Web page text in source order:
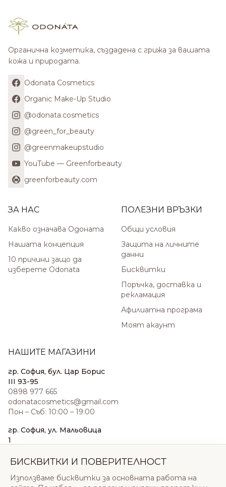
Органична козметика, създадена с грижа за вашата
кожа и природата.
Odonata Cosmetics
Organic Make-Up Studio
@odonata.cosmetics
@green_for_beauty
@greenmakeupstudio
YouTube — Greenforbeauty
greenforbeauty.com
ЗА НАС
Какво означава Одоната
Нашата концепция
10 причини защо да
изберете Odonata
ПОЛЕЗНИ ВРЪЗКИ
Общи условия
Защита на личните
данни
Бисквитки
Поръчка, доставка и
рекламация
Афилиатна програма
Моят акаунт
НАШИТЕ МАГАЗИНИ
гр. София, бул. Цар Борис
III 93-95
0898 977 665
odonatacosmetics@gmail.com
Пон – Съб: 10:00 – 19:00
гр. София, ул. Мальовица
1
sales@odonatacosmetics.com
Нед: 11:00 – 18:00
БИСКВИТКИ И ПОВЕРИТЕЛНОСТ
Използваме бисквитки за основната работа на